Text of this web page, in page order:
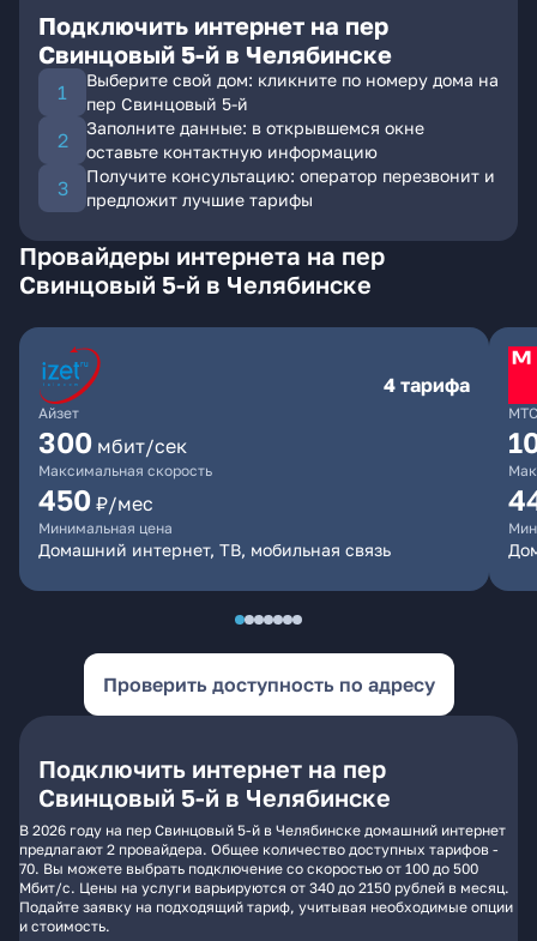
Подключить интернет на пер
Свинцовый 5-й в Челябинске
Выберите свой дом: кликните по номеру дома на
пер Свинцовый 5-й
Заполните данные: в открывшемся окне
оставьте контактную информацию
Получите консультацию: оператор перезвонит и
предложит лучшие тарифы
Провайдеры интернета на пер
Свинцовый 5-й в Челябинске
Айзет
4 тарифа
300 мбит/сек
Максимальная скорость
450 ₽/мес
Минимальная цена
Домашний интернет, ТВ, мобильная связь
МТС
Проверить доступность по адресу
Подключить интернет на пер
Свинцовый 5-й в Челябинске
В 2026 году на пер Свинцовый 5-й в Челябинске домашний интернет
предлагают 2 провайдера. Общее количество доступных тарифов -
70. Вы можете выбрать подключение со скоростью от 100 до 500
Мбит/с. Цены на услуги варьируются от 340 до 2150 рублей в месяц.
Подайте заявку на подходящий тариф, учитывая необходимые опции
и стоимость.